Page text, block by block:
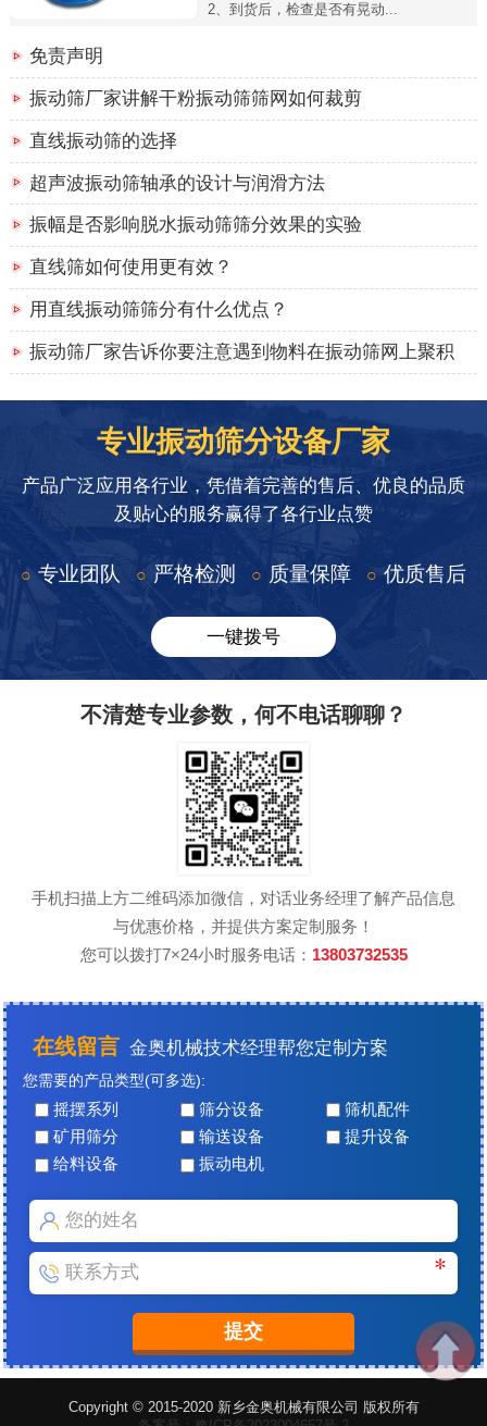
2、到货后，检查是否有晃动...
免责声明
振动筛厂家讲解干粉振动筛筛网如何裁剪
直线振动筛的选择
超声波振动筛轴承的设计与润滑方法
振幅是否影响脱水振动筛筛分效果的实验
直线筛如何使用更有效？
用直线振动筛筛分有什么优点？
振动筛厂家告诉你要注意遇到物料在振动筛网上聚积
专业振动筛分设备厂家
产品广泛应用各行业，凭借着完善的售后、优良的品质
及贴心的服务赢得了各行业点赞
○ 专业团队 ○ 严格检测 ○ 质量保障 ○ 优质售后
一键拨号
不清楚专业参数，何不电话聊聊？
手机扫描上方二维码添加微信，对话业务经理了解产品信息
与优惠价格，并提供方案定制服务！
您可以拨打7×24小时服务电话： 13803732535
在线留言 金奥机械技术经理帮您定制方案
您需要的产品类型(可多选):
摇摆系列 筛分设备
筛机配件
矿用筛分
输送设备
提升设备
给料设备
振动电机
Copyright © 2015-2020 新乡金奥机械有限公司 版权所有